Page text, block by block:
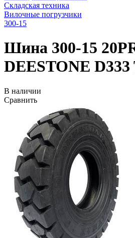
Складская техника
Вилочные погрузчики
300-15
Шина 300-15
DEESTONE D333
В наличии
Сравнить